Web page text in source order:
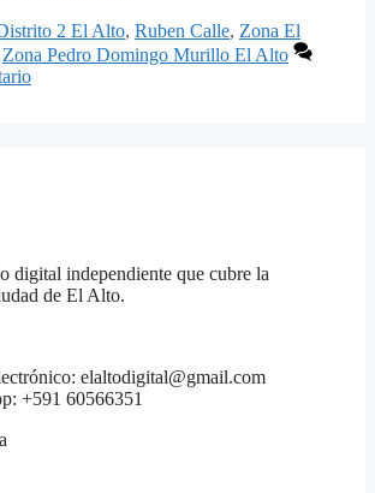
2 El Alto, Ruben Calle, Zona El
Zona Pedro Domingo Murillo El Alto
digital independiente que cubre la
de El Alto.
elaltodigital@gmail.com
+591 60566351